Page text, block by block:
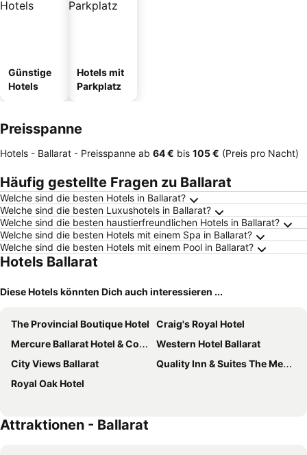
Günstige
Hotels
Hotels mit
Parkplatz
Preisspanne
Hotels - Ballarat - Preisspanne ab ‎64 € bis ‎105 € (Preis pro Nacht)
Häufig gestellte Fragen zu Ballarat
Welche sind die besten Hotels in Ballarat?
Welche sind die besten Luxushotels in Ballarat?
Welche sind die besten haustierfreundlichen Hotels in Ballarat?
Welche sind die besten Hotels mit einem Spa in Ballarat?
Welche sind die besten Hotels mit einem Pool in Ballarat?
Hotels Ballarat
Diese Hotels könnten Dich auch interessieren ...
The Provincial Boutique Hotel
Craig's Royal Hotel
Mercure Ballarat Hotel & Convention Centre
Western Hotel Ballarat
City Views Ballarat
Quality Inn & Suites The Menzies
Royal Oak Hotel
Attraktionen - Ballarat